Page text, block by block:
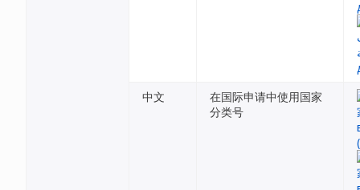
中文
在国际申请中使用国家
分类号